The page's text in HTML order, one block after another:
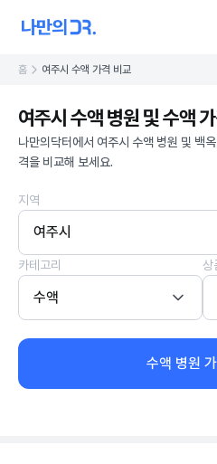
홈 여주시 수액 가격 비교
여주시 수액 병원 및 수액
나만의닥터에서 여주시 수액 병원 및 백
격을 비교해 보세요.
지역
여주시
카테고리
수액
상
수액 병원